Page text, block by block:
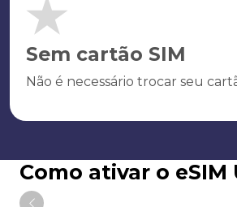
Sem cartão SIM
Não é necessário trocar seu
Como ativar o eSIM